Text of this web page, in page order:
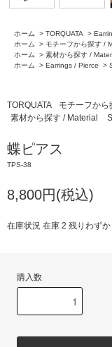
ホーム > TORQUATA >
ホーム
> モチーフから探す /
ホーム
> 素材から探す /
ホーム
> Earrings / Pierce >
TORQUATA モチーフから
素材から探す / Material
蝶ピアス
TPS-38
8,800円(税込)
在庫状況 在庫 2 残りわずか
購入数